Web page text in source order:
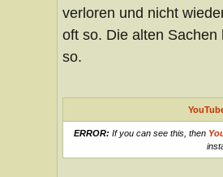
verloren und nicht
oft so. Die alten
so.
ERROR: If you can see this, then